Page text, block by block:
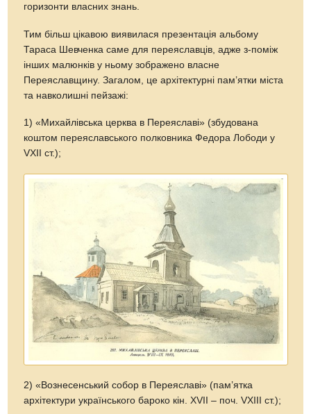
горизонти власних знань.
Тим більш цікавою виявилася презентація альбому
Тараса Шевченка саме для переяславців, адже з-поміж
інших малюнків у ньому зображено власне
Переяславщину. Загалом, це архітектурні пам’ятки міста
та навколишні пейзажі:
1) «Михайлівська церква в Переяславі» (збудована
коштом переяславського полковника Федора Лободи у
VXII ст.);
2) «Вознесенський собор в Переяславі» (пам’ятка
архітектури українського бароко кін. XVII – поч. VXIII ст.);